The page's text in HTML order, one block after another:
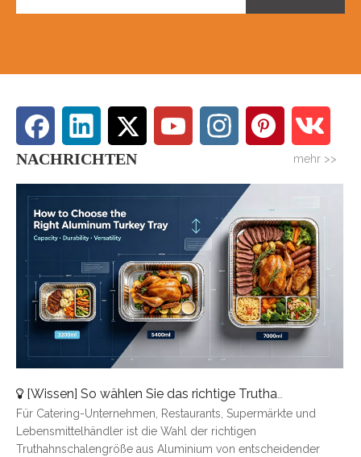
NACHRICHTEN mehr >>
[Wissen] So wählen Sie das richtige Truthahntablett aus Aluminium aus: Eine vollständige Größenübersicht
Für Catering-Unternehmen, Restaurants, Supermärkte und
Lebensmittelhändler ist die Wahl der richtigen
Truthahnschalengröße aus Aluminium von entscheidender